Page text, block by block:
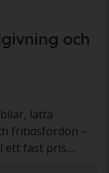
och
lätta
fritidsfordon –
ett fast pris.